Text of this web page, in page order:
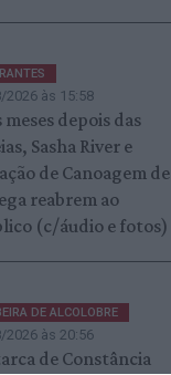
2026 às 15:58
meses depois das
Sasha River e
de Canoagem de
reabrem ao
(c/áudio e fotos)
DE ALCOLOBRE
2026 às 20:56
de Constância